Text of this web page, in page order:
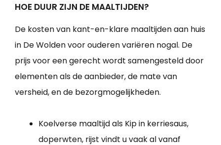
HOE DUUR ZIJN DE MAALTIJDEN?
De kosten van kant-en-klare maaltijden aan huis
in De Wolden voor ouderen variëren nogal. De
prijs voor een gerecht wordt samengesteld door
elementen als de aanbieder, de mate van
versheid, en de bezorgmogelijkheden.
Koelverse maaltijd als Kip in kerriesaus,
doperwten, rijst vindt u vaak al vanaf